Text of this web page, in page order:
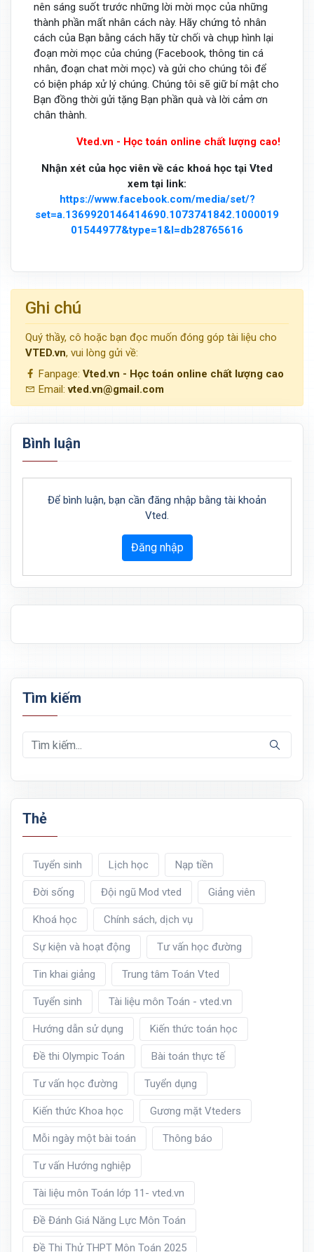
nên sáng suốt trước những lời mời mọc của những
thành phần mất nhân cách này. Hãy chứng tỏ nhân
cách của Bạn bằng cách hãy từ chối và chụp hình lại
đoạn mời mọc của chúng (Facebook, thông tin cá
nhân, đoạn chat mời mọc) và gửi cho chúng tôi để
có biện pháp xử lý chúng. Chúng tôi sẽ giữ bí mật cho
Bạn đồng thời gửi tặng Bạn phần quà và lời cảm ơn
chân thành.
Vted.vn - Học toán online chất lượng cao!
Nhận xét của học viên về các khoá học tại Vted
xem tại link:
https://www.facebook.com/media/set/?
set=a.1369920146414690.1073741842.1000019
01544977&type=1&l=db28765616
Ghi chú
Quý thầy, cô hoặc bạn đọc muốn đóng góp tài liệu cho
VTED.vn, vui lòng gửi về:
Fanpage: Vted.vn - Học toán online chất lượng cao
Email:vted.vn@gmail.com
Bình luận
Để bình luận, bạn cần đăng nhập bằng tài khoản
Vted.
Đăng nhập
Tìm kiếm
Thẻ
Tuyển sinh Lịch học Nạp tiền
Đời sống Đội ngũ Mod vted Giảng viên
Khoá học Chính sách, dịch vụ
Sự kiện và hoạt động Tư vấn học đường
Tin khai giảng Trung tâm Toán Vted
Tuyển sinh Tài liệu môn Toán - vted.vn
Hướng dẫn sử dụng Kiến thức toán học
Đề thi Olympic Toán Bài toán thực tế
Tư vấn học đường Tuyển dụng
Kiến thức Khoa học Gương mặt Vteders
Mỗi ngày một bài toán Thông báo
Tư vấn Hướng nghiệp
Tài liệu môn Toán lớp 11- vted.vn
Đề Đánh Giá Năng Lực Môn Toán
Đề Thi Thử THPT Môn Toán 2025